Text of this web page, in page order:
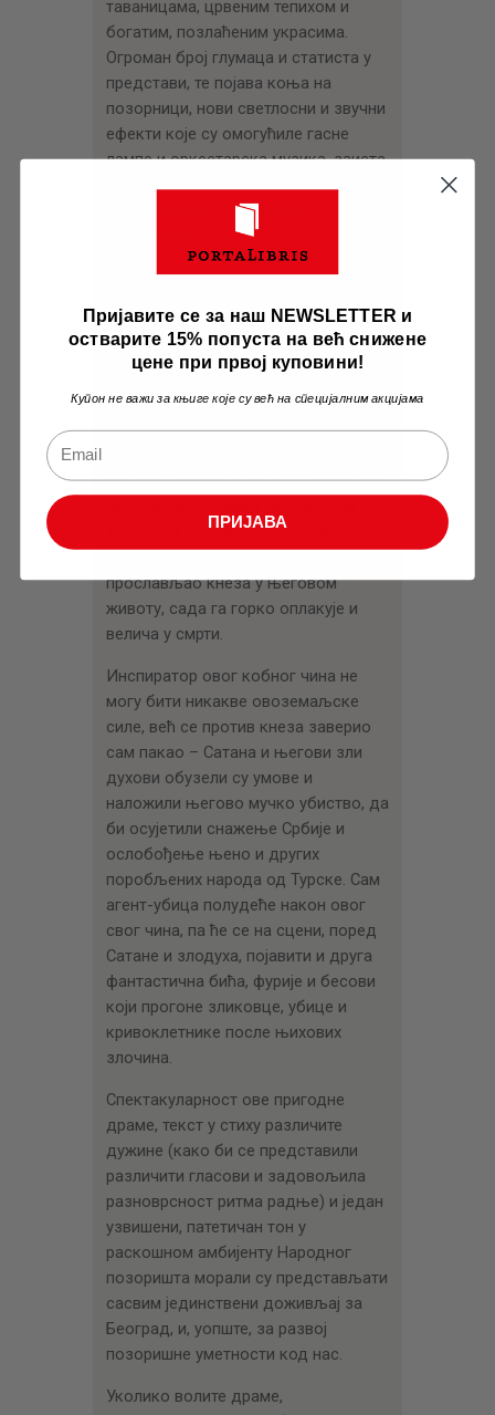
таваницама, црвеним тепихом и
богатим, позлаћеним украсима.
Огроман број глумаца и статиста у
представи, те појава коња на
позорници, нови светлосни и звучни
ефекти које су омогућиле гасне
лампе и оркестарска музика, заиста
говоре о спектаклу и јединственом
културном догађају у животу
Други чин снажно контрастира
чина. „У кнежевом двору види се
кнежево мртво тело под
црном чохом застрта. С десне
стране свештеници читају, а чело
женски гласови у кукању”, каже нам
Трагедија се већ догодила. Кнез је
прослављао кнеза у његовом
животу, сада га горко оплакује и
велича у смрти.
Инспиратор овог кобног чина не
могу бити никакве овоземаљске
силе, већ се против кнеза заверио
сам пакао – Сатана и његови зли
духови обузели су умове и
наложили његово мучко убиство, да
би осујетили снажење Србије и
ослобођење њено и других
поробљених народа од Турске. Сам
агент-убица полудеће након овог
свог чина, па ће се на сцени, поред
Сатане и злодуха, појавити и друга
фантастична бића, фурије и бесови
који прогоне зликовце, убице и
кривоклетнике после њихових
злочина.
Спектакуларност ове пригодне
драме, текст у стиху различите
дужине (како би се представили
различити гласови и задовољила
разноврсност ритма радње) и један
узвишени, патетичан тон у
раскошном амбијенту Народног
позоришта морали су представљати
сасвим јединствени доживљај за
Београд, и, уопште, за развој
позоришне уметности код нас.
Уколико волите драме,
Пријавите се за наш NEWSLETTER и
остварите 15% попуста на већ снижене
цене при првој куповини!
Купон не важи за књиге које су већ на специјалним акцијама
ПРИЈАВА